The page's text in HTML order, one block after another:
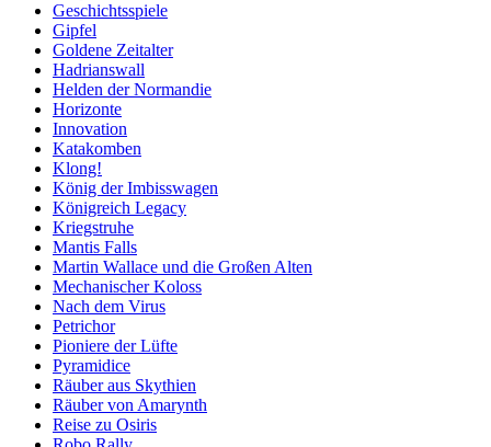
Geschichtsspiele
Gipfel
Goldene Zeitalter
Hadrianswall
Helden der Normandie
Horizonte
Innovation
Katakomben
Klong!
König der Imbisswagen
Königreich Legacy
Kriegstruhe
Mantis Falls
Martin Wallace und die Großen Alten
Mechanischer Koloss
Nach dem Virus
Petrichor
Pioniere der Lüfte
Pyramidice
Räuber aus Skythien
Räuber von Amarynth
Reise zu Osiris